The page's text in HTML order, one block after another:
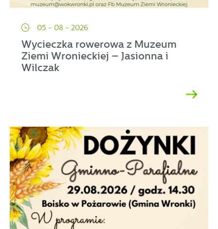
05 - 08 - 2026
Wycieczka rowerowa z Muzeum
Ziemi Wronieckiej – Jasionna i
Wilczak